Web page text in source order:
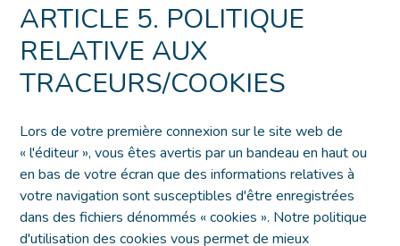
ARTICLE 5. POLITIQUE
RELATIVE AUX
TRACEURS/COOKIES
Lors de votre première connexion sur le site web de
« l'éditeur », vous êtes avertis par un bandeau en haut ou
en bas de votre écran que des informations relatives à
votre navigation sont susceptibles d'être enregistrées
dans des fichiers dénommés « cookies ». Notre politique
d'utilisation des cookies vous permet de mieux